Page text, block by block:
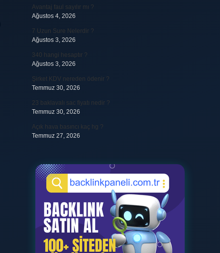
Avantaj faul sayılır mı ?
Ağustos 4, 2026
7 Uzun Sure Nelerdir ?
Ağustos 3, 2026
340 hangi hesaptır ?
Ağustos 3, 2026
Şirket KDV nereden ödenir ?
Temmuz 30, 2026
23 baklavalı sac fiyatı nedir ?
Temmuz 30, 2026
Açık hava basıncı kaç hg ?
Temmuz 27, 2026